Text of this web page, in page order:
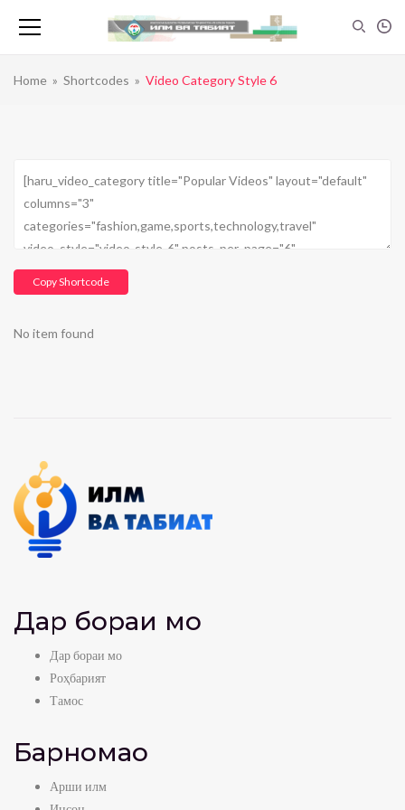
Home » Shortcodes » Video Category Style 6
Copy Shortcode
No item found
Дар бораи мо
Дар бораи мо
Роҳбарият
Тамос
Барномаҳо
Арши илм